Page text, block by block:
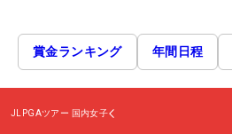
賞金ランキング 年間日程
JLPGAツアー 国内女子